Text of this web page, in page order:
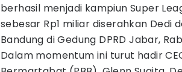
berhasil menjadi kampiun Super
sebesar Rp1 miliar diserahkan Dedi
Bandung di Gedung DPRD Jabar,
Dalam momentum ini turut hadir